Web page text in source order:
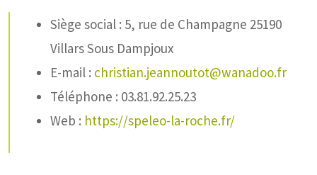
Siège social : 5, rue de Champagne 25190
Villars Sous Dampjoux
E-mail : christian.jeannoutot@wanadoo.fr
Téléphone : 03.81.92.25.23
Web : https://speleo-la-roche.fr/